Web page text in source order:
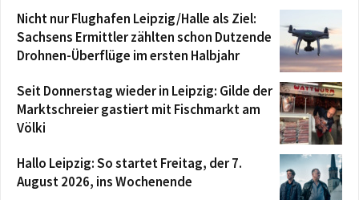
Nicht nur Flughafen Leipzig/Halle als Ziel:
Sachsens Ermittler zählten schon Dutzende
Drohnen-Überflüge im ersten Halbjahr
Seit Donnerstag wieder in Leipzig: Gilde der
Marktschreier gastiert mit Fischmarkt am
Völki
Hallo Leipzig: So startet Freitag, der 7.
August 2026, ins Wochenende